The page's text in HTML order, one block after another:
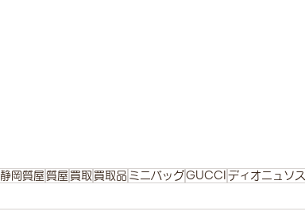
静岡質屋 質屋 買取 買取品 ミニバッグGUCCI ディオニュソス